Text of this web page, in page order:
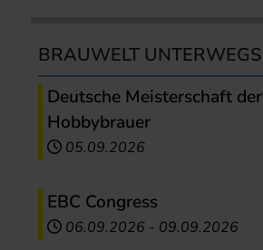
BRAUWELT UNTERWEGS
Deutsche Meisterschaft der
Hobbybrauer
05.09.2026
EBC Congress
06.09.2026 - 09.09.2026